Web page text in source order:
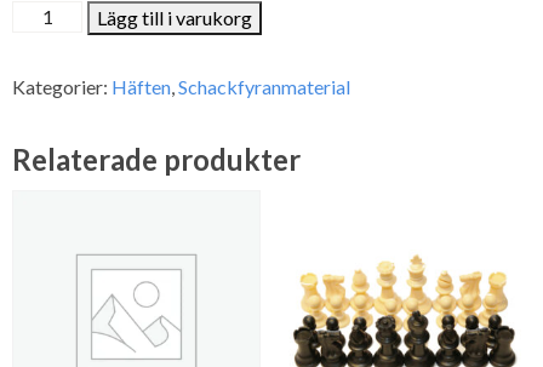
Schack
(regelhäfte)
Lägg till i varukorg
Kategorier: Häften,Schackfyranmaterial
Relaterade produkter